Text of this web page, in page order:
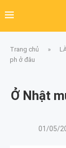
Trang chủ »
ph ở đâu
Ở Nhật
01/05/